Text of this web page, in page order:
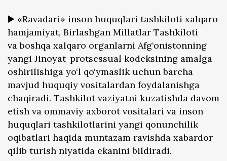
▶️ «Ravadari» inson huquqlari tashkiloti xalqaro
hamjamiyat, Birlashgan Millatlar Tashkiloti
va boshqa xalqaro organlarni Afg‘onistonning
yangi Jinoyat-protsessual kodeksining amalga
oshirilishiga yo‘l qo‘ymaslik uchun barcha
mavjud huquqiy vositalardan foydalanishga
chaqiradi. Tashkilot vaziyatni kuzatishda davom
etish va ommaviy axborot vositalari va inson
huquqlari tashkilotlarini yangi qonunchilik
oqibatlari haqida muntazam ravishda xabardor
qilib turish niyatida ekanini bildiradi.